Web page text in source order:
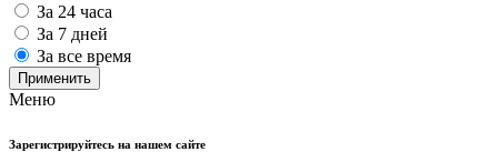
За 24 часа
За 7 дней
За все время
Применить
Меню
Зарегистрируйтесь на нашем сайте